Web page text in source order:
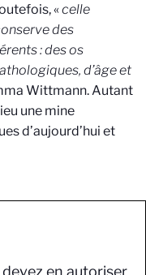
«celle
des
: des os
d’âge et
Wittmann. Autant
une mine
d’aujourd’hui et
en autoriser